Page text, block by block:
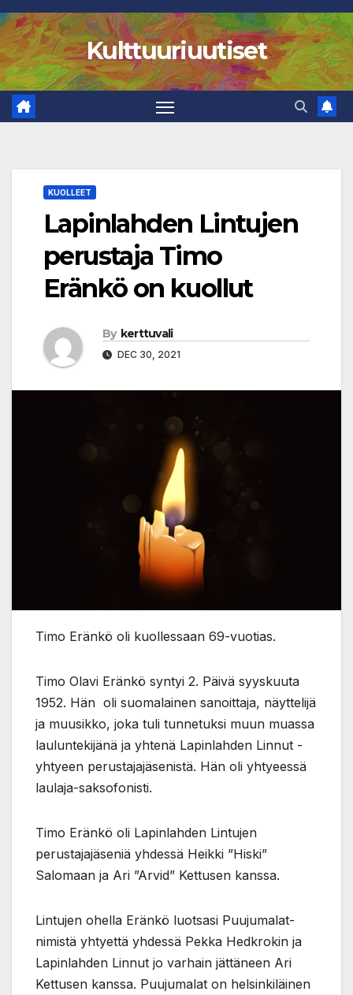
Skip
to
content
Kulttuuriuutiset
KUOLLEET
Lapinlahden Lintujen
perustaja Timo
Eränkö on kuollut
By kerttuvali
DEC 30, 2021
Timo Eränkö oli kuollessaan 69-vuotias.
Timo Olavi Eränkö syntyi 2. Päivä syyskuuta
1952. Hän oli suomalainen sanoittaja, näyttelijä
ja muusikko, joka tuli tunnetuksi muun muassa
lauluntekijänä ja yhtenä Lapinlahden Linnut -
yhtyeen perustajajäsenistä. Hän oli yhtyeessä
laulaja-saksofonisti.
Timo Eränkö oli Lapinlahden Lintujen
perustajajäseniä yhdessä Heikki ”Hiski”
Salomaan ja Ari ”Arvid” Kettusen kanssa.
Lintujen ohella Eränkö luotsasi Puujumalat-
nimistä yhtyettä yhdessä Pekka Hedkrokin ja
Lapinlahden Linnut jo varhain jättäneen Ari
Kettusen kanssa. Puujumalat on helsinkiläinen